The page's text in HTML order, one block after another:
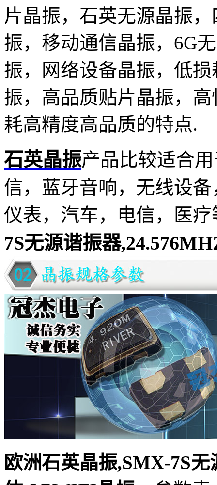
片晶振，石英无源晶振
振，移动通信晶振，6G
振，网络设备晶振，低
振，高品质贴片晶振，
耗高精度高品质的特点.
石英晶振产品比较适合
信，蓝牙音响，无线设
仪表，汽车，电信，医
7S无源谐振器
欧洲石英晶振,SMX-7S